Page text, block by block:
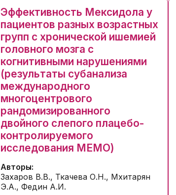
Эффективность Мексидола у
пациентов разных возрастных
групп с хронической ишемией
головного мозга с
когнитивными нарушениями
(результаты субанализа
международного
многоцентрового
рандомизированного
двойного слепого плацебо-
контролируемого
исследования МЕМO)
Авторы:
Захаров В.В., Ткачева О.Н., Мхитарян
Э.А., Федин А.И.